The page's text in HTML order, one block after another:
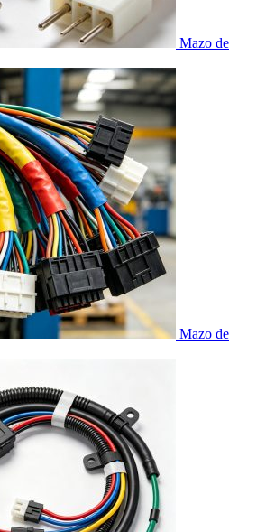
Mazo de
Mazo de